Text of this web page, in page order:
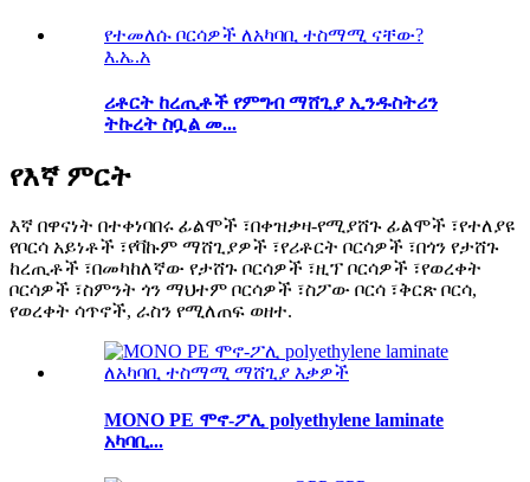
የተመለሱ ቦርሳዎች ለአካባቢ ተስማሚ ናቸው?
እ.ኤ.አ
ሪቶርት ከረጢቶች የምግብ ማሸጊያ ኢንዱስትሪን
ትኩረት ስቧል መ...
የእኛ ምርት
እኛ በዋናነት በተቀነባበሩ ፊልሞች ፣በቀዝቃዛ-የሚያሸጉ ፊልሞች ፣የተለያዩ
የቦርሳ አይነቶች ፣የቫኩም ማሸጊያዎች ፣የሪቶርት ቦርሳዎች ፣በጎን የታሸጉ
ከረጢቶች ፣በመካከለኛው የታሸጉ ቦርሳዎች ፣ዚፕ ቦርሳዎች ፣የወረቀት
ቦርሳዎች ፣ስምንት ጎን ማህተም ቦርሳዎች ፣ስፖው ቦርሳ ፣ቅርጽ ቦርሳ,
የወረቀት ሳጥኖች, ራስን የሚለጠፍ ወዘተ.
MONO PE ሞኖ-ፖሊ polyethylene laminate
አካባቢ...